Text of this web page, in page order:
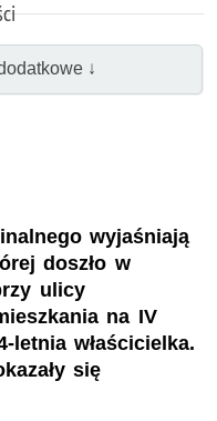
↓
wyjaśniają
doszło w
ulicy
na IV
letnia właścicielka.
się